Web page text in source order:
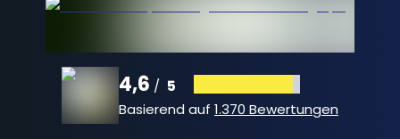
4,6 / 5
Basierend auf 1.370 Bewertungen